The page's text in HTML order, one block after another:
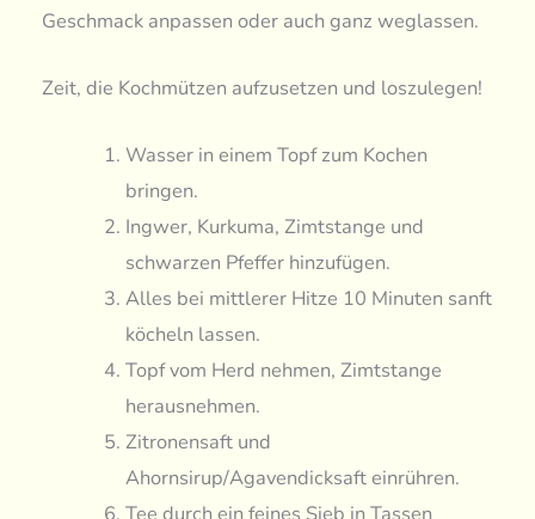
Geschmack anpassen oder auch ganz weglassen.
Zeit, die Kochmützen aufzusetzen und loszulegen!
Wasser in einem Topf zum Kochen
bringen.
Ingwer, Kurkuma, Zimtstange und
schwarzen Pfeffer hinzufügen.
Alles bei mittlerer Hitze 10 Minuten sanft
köcheln lassen.
Topf vom Herd nehmen, Zimtstange
herausnehmen.
Zitronensaft und
Ahornsirup/Agavendicksaft einrühren.